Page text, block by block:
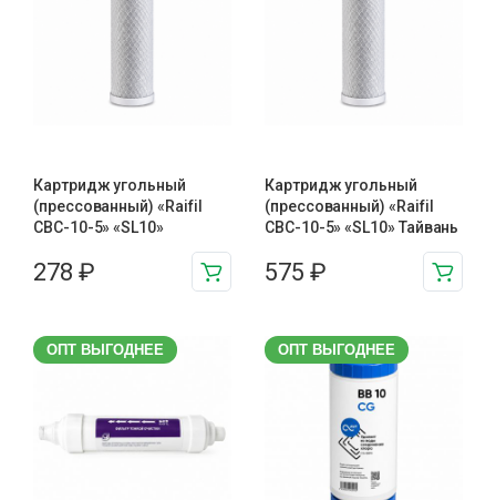
Картридж угольный
(прессованный) «Raifil
CBC-10-5» «SL10»
278 ₽
Картридж угольный
(прессованный) «Raifil
CBC-10-5» «SL10» Тайвань
575 ₽
ОПТ ВЫГОДНЕЕ ОПТ ВЫГОДНЕЕ